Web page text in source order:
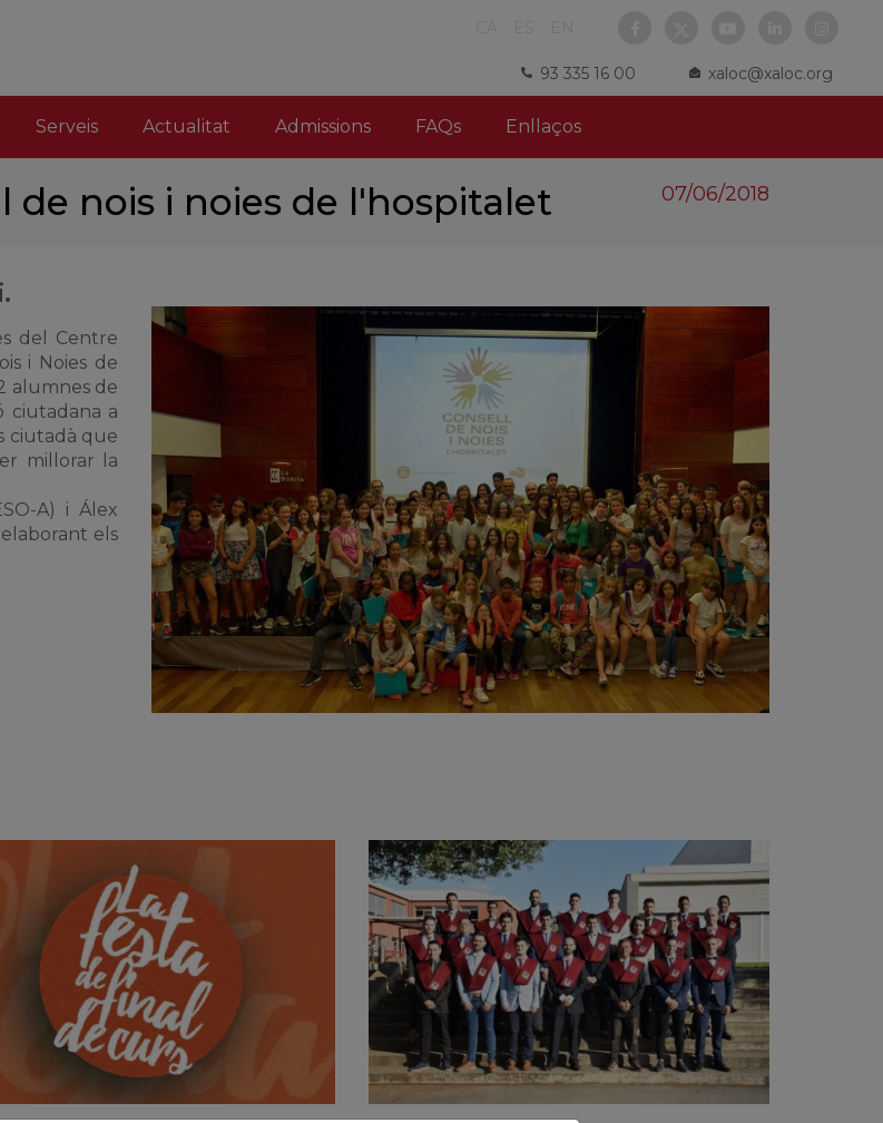
93 335 16 00 xaloc@xaloc.org
Serveis Actualitat Admissions FAQs Enllaços
de nois i noies de l'hospitalet 07/06/2018
del Centre
i Noies de
alumnes de
ciutadana a
ciutadà que
millorar la
A) i Álex
els